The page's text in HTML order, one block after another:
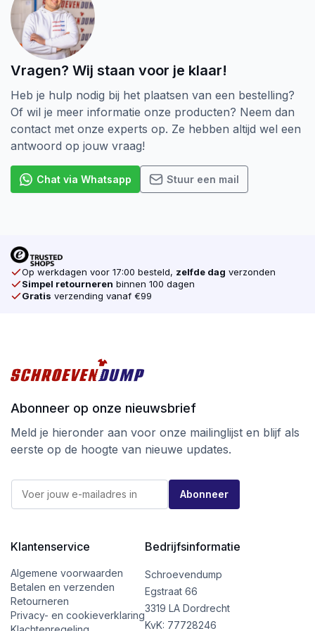
schroeven hout het tegenover gestelde in
van Deeldraad schroeven. Bij Voldraad
schroeven loopt het draad helemaal tot boven. ook
komt er bij Voldraad schroeven minder kracht op het
hout als je twee stukken aan elkaar wilt verbinden.
De aandrijving van een Schroef is ook heel belangrijk.
Er zijn verschillende soorten, denk bijvoorbeeld aan
de Kruiskop (Pozidriv). Dat is tot nu toe de meest
de Torx schroeven. Door Torx aandrijving heeft uw
gereedschap veel grip op de schroef zodat uw
verkopen wij voor elke schroef de juiste Bijpassende
Bit. Koop daarom al u schroeven online
bij schroevendump.nl
gelijk gebleven, maar heeft nu geen kijkvenster meer
zodat er bij afvalscheiding geen plastic meer in
verwerkt is.
Ga voor kwaliteit tegen de beste prijs
bij schroevendump.nl en neem een kijkje op
Vragen? Wij staan voor je klaar!
Heb je hulp nodig bij het plaatsen van een bestelling?
Of wil je meer informatie onze producten? Neem dan
contact met onze experts op. Ze hebben altijd wel een
antwoord op jouw vraag!
Chat via Whatsapp Stuur een mail
Op werkdagen voor 17:00 besteld, zelfde dag verzonden
Simpel retourneren binnen 100 dagen
Gratis verzending vanaf €99
Abonneer op onze nieuwsbrief
Meld je hieronder aan voor onze mailinglijst en blijf als
eerste op de hoogte van nieuwe updates.
a
E
m
a
i
l
*
E
m
l
Abonneer
Klantenservice
Algemene voorwaarden
Betalen en verzenden
Retourneren
Privacy- en cookieverklaring
Bedrijfsinformatie
Schroevendump
Egstraat 66
3319 LA Dordrecht
KvK: 77728246